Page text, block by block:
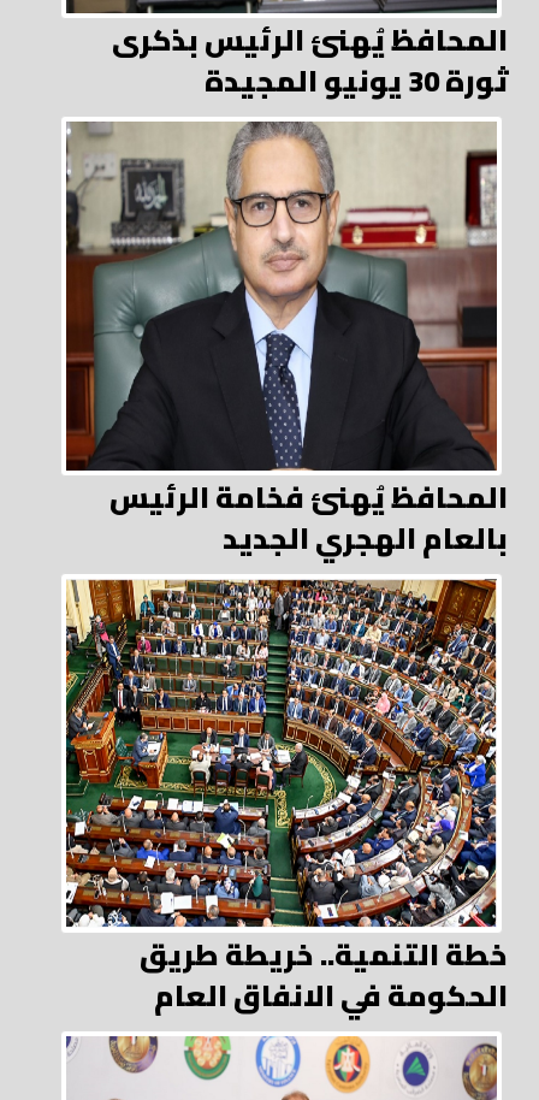
المحافظ يُهنئ الرئيس بذكرى
ثورة 30 يونيو المجيدة
المحافظ يُهنئ فخامة الرئيس
بالعام الهجري الجديد
خطة التنمية.. خريطة طريق
الحكومة في الانفاق العام